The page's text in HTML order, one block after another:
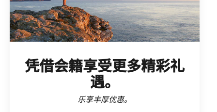
凭借会籍享受更多精彩礼
遇。
乐享丰厚优惠。